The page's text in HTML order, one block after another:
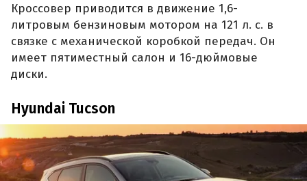
Кроссовер приводится в движение 1,6-
литровым бензиновым мотором на 121 л. с. в
связке с механической коробкой передач. Он
имеет пятиместный салон и 16-дюймовые
диски.
Hyundai Tucson